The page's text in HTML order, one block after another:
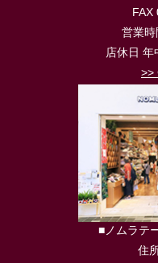
FAX
営業
店休日 年
>>
■ノムラテ
住